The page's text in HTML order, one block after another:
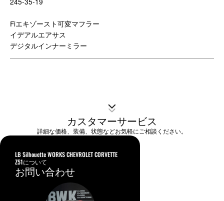
Fiエキゾースト可変マフラー
イデアルエアサス
デジタルインナーミラー
カスタマーサービス
詳細な価格、装備、状態などお気軽にご相談ください。
LB Silhouette WORKS CHEVROLET CORVETTE
Z51について
お問い合わせ